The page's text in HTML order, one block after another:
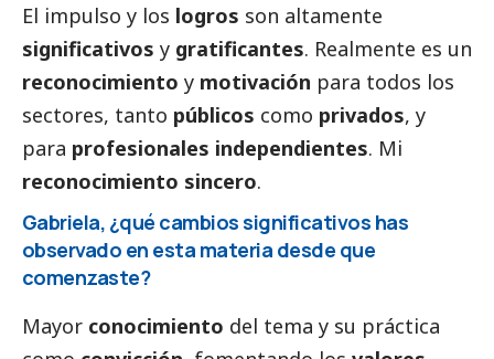
El impulso y los logros son altamente
significativos y gratificantes. Realmente es un
reconocimiento y motivación para todos los
sectores, tanto públicos como privados, y
para profesionales independientes. Mi
reconocimiento sincero.
Gabriela, ¿qué cambios significativos has
observado en esta materia desde que
comenzaste?
Mayor conocimiento del tema y su práctica